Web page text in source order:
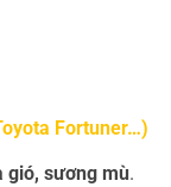
Fortuner…)
gió, sương mù.